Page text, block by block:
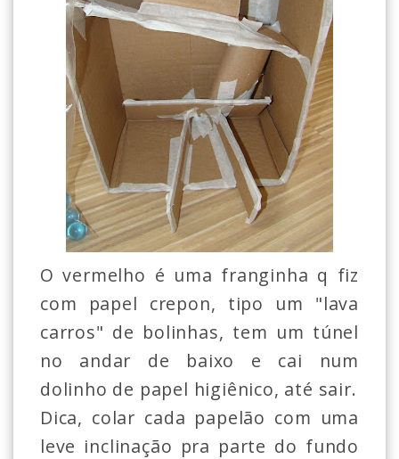
O vermelho é uma franginha q fiz
com papel crepon, tipo um "lava
carros" de bolinhas, tem um túnel
no andar de baixo e cai num
dolinho de papel higiênico, até sair.
Dica, colar cada papelão com uma
leve inclinação pra parte do fundo